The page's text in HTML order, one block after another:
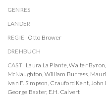
GENRES
LÄNDER
REGIE Otto Brower
DREHBUCH
CAST Laura La Plante,Walter Byron,
McNaughton, William Burress,
Ivan F. Simpson, Crauford Kent, John
George Baxter, E.H. Calvert